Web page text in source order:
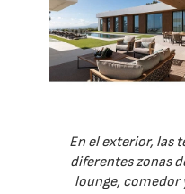
En el exterior, las
diferentes zonas
lounge, comedor